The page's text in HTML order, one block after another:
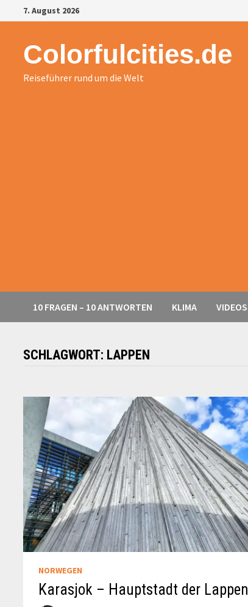
Zurück
zum
7. August 2026
Colorfulcities.de
Reiseführer rund um die Welt
10 FRAGEN – 10 ANTWORTEN KLIMA VIDEOS
SCHLAGWORT: LAPPEN
NORWEGEN
Karasjok – Hauptstadt der Lappen